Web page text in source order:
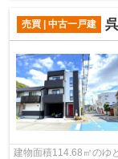
売買 | 中古一戸建
建物面積114.68㎡のゆ